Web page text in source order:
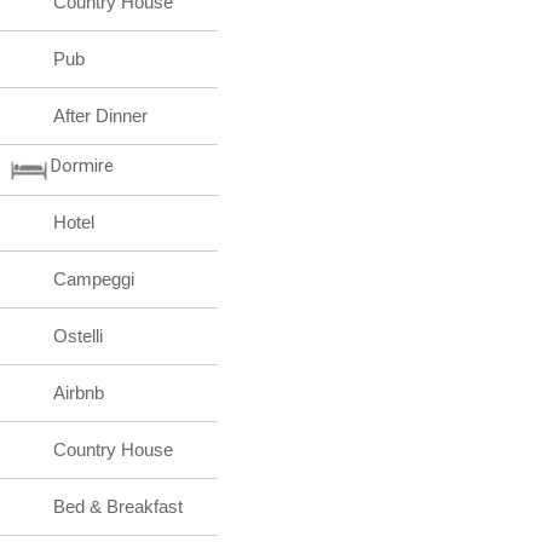
Pub
After Dinner
Dormire
Hotel
Campeggi
Ostelli
Airbnb
Country House
Bed & Breakfast